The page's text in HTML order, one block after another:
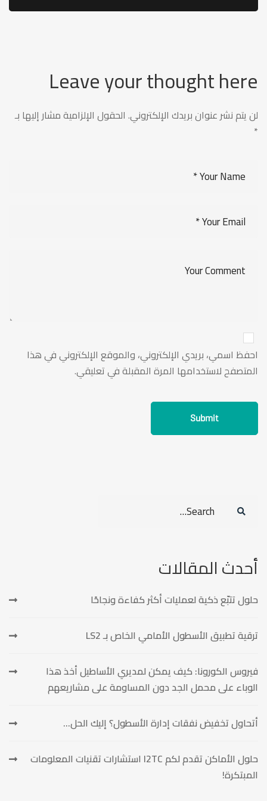
Leave your thought here
لن يتم نشر عنوان بريدك الإلكتروني. الحقول الإلزامية مشار إليها بـ
*
احفظ اسمي، بريدي الإلكتروني، والموقع الإلكتروني في هذا
المتصفح لاستخدامها المرة المقبلة في تعليقي.
أحدث المقالات
حلول تتبّع ذكية لعمليات أكثر كفاءة ونجاحًا
ترقية تطبيق الأسطول الأمامي الخاص بـ LS2
فيروس الكورونا: كيف يمكن لمديري الأساطيل أخذ هذا
الوباء على محمل الجد دون المساومة على مشاريعهم
أتحاول تخفيض نفقات إدارة الأسطول؟ إليك الحل…
حلول الأماكن تقدم لكم I2TC استشارات تقنيات المعلومات
المبتكرة!